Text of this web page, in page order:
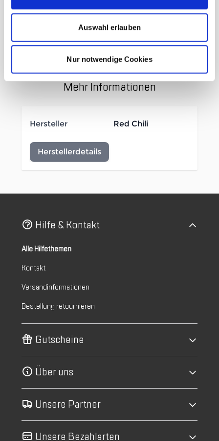
Auswahl erlauben
Nur notwendige Cookies
Anpassung
Sohle: RX-1 Allround
Mehr Informationen
Hersteller Red Chili
Herstellerdetails
Hilfe & Kontakt
Alle Hilfethemen
Kontakt
Versandinformationen
Bestellung retournieren
Gutscheine
Über uns
Unsere Partner
Unsere Bezahlarten